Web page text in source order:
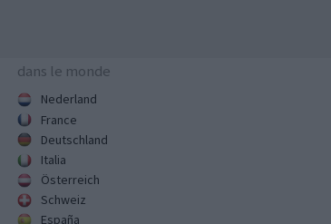
dans le monde
Nederland
France
Deutschland
Italia
Österreich
Schweiz
España